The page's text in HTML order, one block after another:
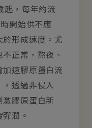
起，每年約流
開始供不應
形成速度。尤
正常，熬夜、
速膠原蛋白流
透過非侵入
膠原蛋白新
潤。